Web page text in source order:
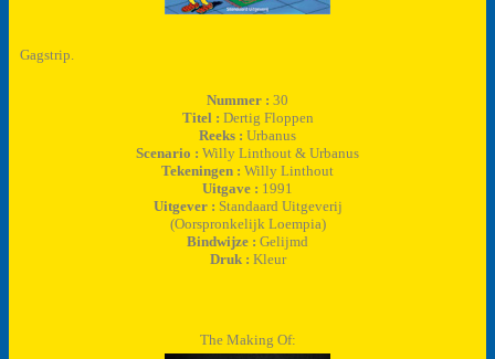
Gagstrip.
Nummer : 30
Titel : Dertig Floppen
Reeks : Urbanus
Scenario : Willy Linthout & Urbanus
Tekeningen : Willy Linthout
Uitgave : 1991
Uitgever : Standaard Uitgeverij
(Oorspronkelijk Loempia)
Bindwijze : Gelijmd
Druk : Kleur
The Making Of: